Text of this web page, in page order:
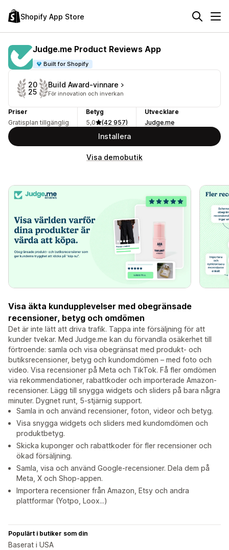
Shopify App Store
Judge.me Product Reviews App
Built for Shopify
20
25
Build Award-vinnare
För innovation och inverkan
Priser
Gratisplan tillgänglig
Betyg
5,0
(42 957)
Utvecklare
Judge.me
Installera
Visa demobutik
Visa äkta kundupplevelser med obegränsade
recensioner, betyg och omdömen
Det är inte lätt att driva trafik. Tappa inte försäljning för att
kunder tvekar. Med Judge.me kan du förvandla osäkerhet till
förtroende: samla och visa obegränsat med produkt- och
butiksrecensioner, betyg och kundomdömen – med foto och
video. Visa recensioner på Meta och TikTok. Få fler omdömen
via rekommendationer, rabattkoder och importerade Amazon-
recensioner. Lägg till snygga widgets och sliders på bara några
minuter. Dygnet runt, 5-stjärnig support.
Samla in och använd recensioner, foton, videor och betyg.
Visa snygga widgets och sliders med kundomdömen och
produktbetyg.
Skicka kuponger och rabattkoder för fler recensioner och
ökad försäljning.
Samla, visa och använd Google-recensioner. Dela dem på
Meta, X och Shop-appen.
Importera recensioner från Amazon, Etsy och andra
plattformar (Yotpo, Loox...)
Populärt i butiker som din
Baserat i USA